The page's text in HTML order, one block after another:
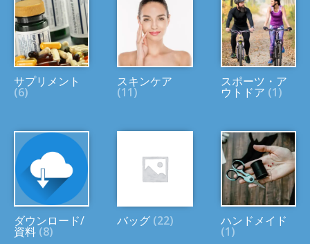
サプリメント
(6)
スキンケア
(11)
スポーツ・ア
ウトドア (1)
ダウンロード/
資料 (8)
バッグ (22) ハンドメイド
(1)